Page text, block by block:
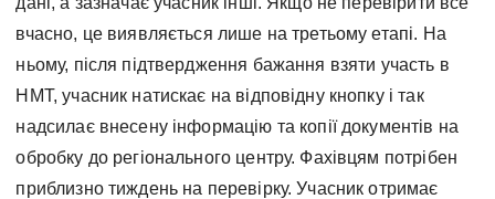
вчасно, це виявляється лише на третьому етапі. На
ньому, після підтвердження бажання взяти участь в
НМТ, учасник натискає на відповідну кнопку і так
надсилає внесену інформацію та копії документів на
обробку до регіонального центру. Фахівцям потрібен
приблизно тиждень на перевірку. Учасник отримає